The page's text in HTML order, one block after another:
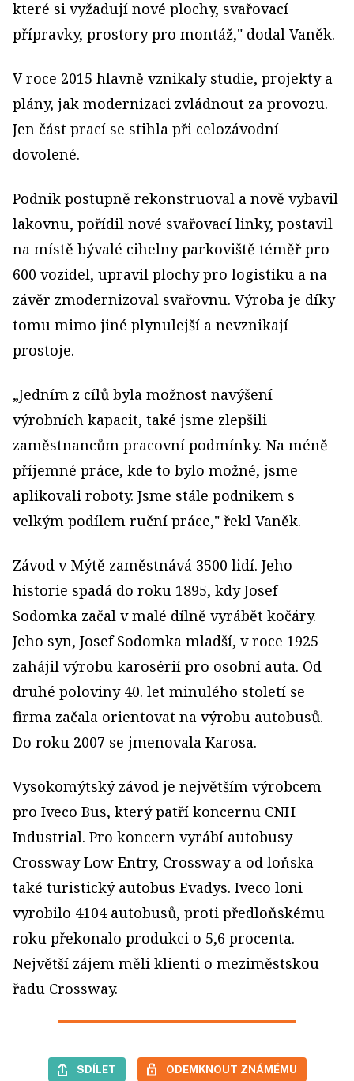
které si vyžadují nové plochy, svařovací
přípravky, prostory pro montáž," dodal Vaněk.
V roce 2015 hlavně vznikaly studie, projekty a
plány, jak modernizaci zvládnout za provozu.
Jen část prací se stihla při celozávodní
dovolené.
Podnik postupně rekonstruoval a nově vybavil
lakovnu, pořídil nové svařovací linky, postavil
na místě bývalé cihelny parkoviště téměř pro
600 vozidel, upravil plochy pro logistiku a na
závěr zmodernizoval svařovnu. Výroba je díky
tomu mimo jiné plynulejší a nevznikají
prostoje.
„Jedním z cílů byla možnost navýšení
výrobních kapacit, také jsme zlepšili
zaměstnancům pracovní podmínky. Na méně
příjemné práce, kde to bylo možné, jsme
aplikovali roboty. Jsme stále podnikem s
velkým podílem ruční práce," řekl Vaněk.
Závod v Mýtě zaměstnává 3500 lidí. Jeho
historie spadá do roku 1895, kdy Josef
Sodomka začal v malé dílně vyrábět kočáry.
Jeho syn, Josef Sodomka mladší, v roce 1925
zahájil výrobu karosérií pro osobní auta. Od
druhé poloviny 40. let minulého století se
firma začala orientovat na výrobu autobusů.
Do roku 2007 se jmenovala Karosa.
Vysokomýtský závod je největším výrobcem
pro Iveco Bus, který patří koncernu CNH
Industrial. Pro koncern vyrábí autobusy
Crossway Low Entry, Crossway a od loňska
také turistický autobus Evadys. Iveco loni
vyrobilo 4104 autobusů, proti předloňskému
roku překonalo produkci o 5,6 procenta.
Největší zájem měli klienti o meziměstskou
řadu Crossway.
SDÍLET ODEMKNOUT ZNÁMÉMU